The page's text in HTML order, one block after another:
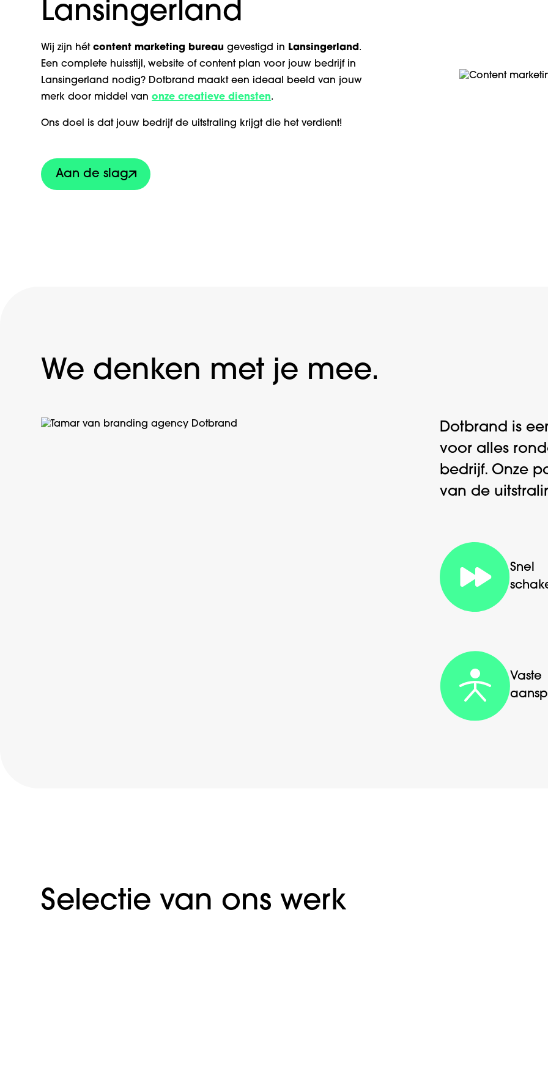
Lansingerland
Wij zijn hétcontent marketing bureau gevestigd in Lansingerland.
Een complete huisstijl, website of content plan voor jouw bedrijf in
Lansingerland nodig? Dotbrand maakt een ideaal beeld van jouw
merk door middel vanonze creatieve diensten.
Ons doel is dat jouw bedrijf de uitstraling krijgt die het verdient!
Aan de slag
We denken met je mee.
Dotbrand is
voor alles
bedrijf. Onze
van de
Snel
Vaste
Selectie van ons werk